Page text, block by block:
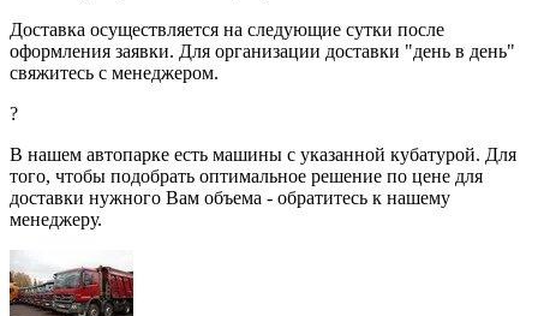
Доставка осуществляется на следующие сутки после
оформления заявки. Для организации доставки "день в день"
свяжитесь с менеджером.
?
В нашем автопарке есть машины с указанной кубатурой. Для
того, чтобы подобрать оптимальное решение по цене для
доставки нужного Вам объема - обратитесь к нашему
менеджеру.